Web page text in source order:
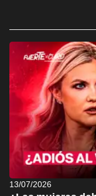
13/07/2026